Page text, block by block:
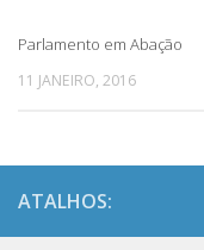
Parlamento em Abação
11 JANEIRO, 2016
ATALHOS: